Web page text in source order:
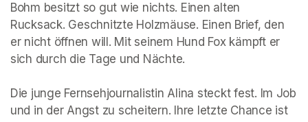
Bohm besitzt so gut wie nichts. Einen alten
Rucksack. Geschnitzte Holzmäuse. Einen Brief, den
er nicht öffnen will. Mit seinem Hund Fox kämpft er
sich durch die Tage und Nächte.
Die junge Fernsehjournalistin Alina steckt fest. Im Job
und in der Angst zu scheitern. Ihre letzte Chance ist